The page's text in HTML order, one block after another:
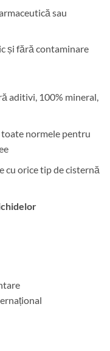
sau
și fără contaminare
aditivi, 100% mineral,
normele pentru
cu orice tip de cisternă